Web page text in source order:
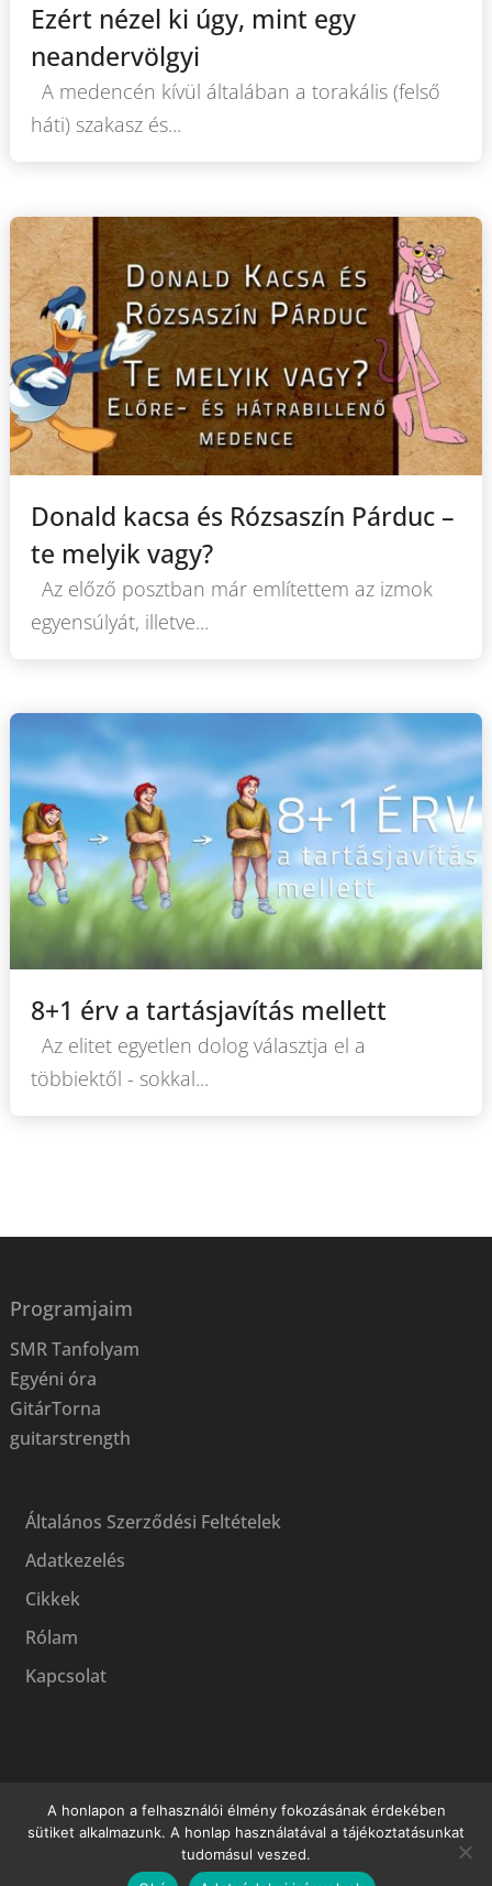
Ezért nézel ki úgy, mint egy
neandervölgyi
A medencén kívül általában a torakális (felső
háti) szakasz és...
Donald kacsa és Rózsaszín Párduc –
te melyik vagy?
Az előző posztban már említettem az izmok
egyensúlyát, illetve...
8+1 érv a tartásjavítás mellett
Az elitet egyetlen dolog választja el a
többiektől - sokkal...
Programjaim
SMR Tanfolyam
Egyéni óra
GitárTorna
guitarstrength
Általános Szerződési Feltételek
Adatkezelés
Cikkek
Rólam
Kapcsolat
A honlapon a felhasználói élmény fokozásának érdekében
sütiket alkalmazunk. A honlap használatával a tájékoztatásunkat
tudomásul veszed.